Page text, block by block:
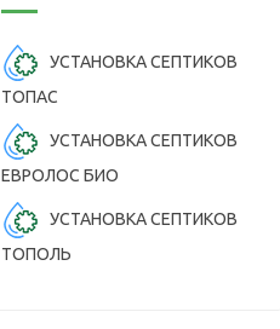
УСТАНОВКА СЕПТИКОВ
ТОПАС
УСТАНОВКА СЕПТИКОВ
ЕВРОЛОС БИО
УСТАНОВКА СЕПТИКОВ
ТОПОЛЬ